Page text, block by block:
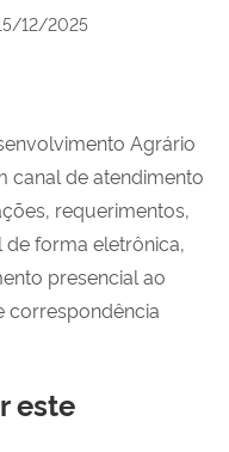
12/2025
Agrário
canal de atendimento
requerimentos,
forma eletrônica,
presencial ao
correspondência
este